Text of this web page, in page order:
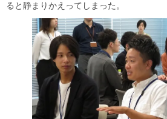
ると静まりかえってしまった。